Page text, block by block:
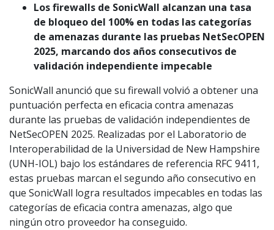
Los firewalls de SonicWall alcanzan una tasa
de bloqueo del 100% en todas las categorías
de amenazas durante las pruebas NetSecOPEN
2025, marcando dos años consecutivos de
validación independiente impecable
SonicWall anunció que su firewall volvió a obtener una
puntuación perfecta en eficacia contra amenazas
durante las pruebas de validación independientes de
NetSecOPEN 2025. Realizadas por el Laboratorio de
Interoperabilidad de la Universidad de New Hampshire
(UNH-IOL) bajo los estándares de referencia RFC 9411,
estas pruebas marcan el segundo año consecutivo en
que SonicWall logra resultados impecables en todas las
categorías de eficacia contra amenazas, algo que
ningún otro proveedor ha conseguido.